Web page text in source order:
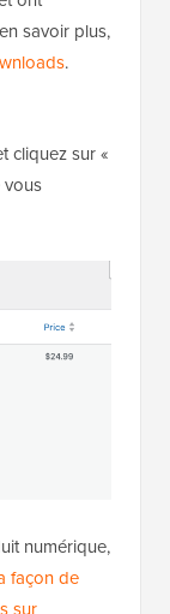
savoir plus,
.
cliquez sur «
numérique,
façon de
sur